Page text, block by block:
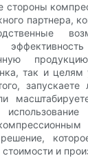
стороны
партнера,
так и целям
решение,
и